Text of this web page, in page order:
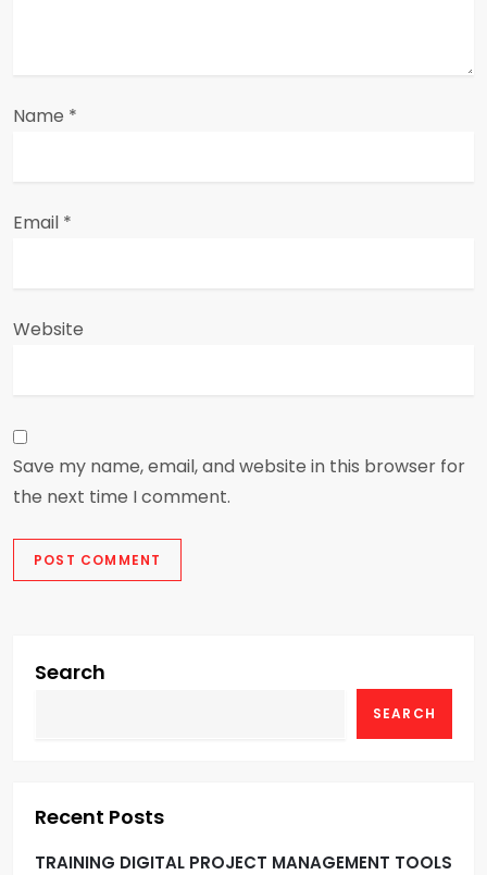
Name *
Email *
Website
Save my name, email, and website in this browser for
the next time I comment.
Search
SEARCH
Recent Posts
TRAINING DIGITAL PROJECT MANAGEMENT TOOLS